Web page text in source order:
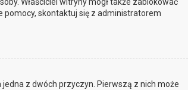
pomocy, skontaktuj się z administratorem
z dwóch przyczyn. Pierwszą z nich może